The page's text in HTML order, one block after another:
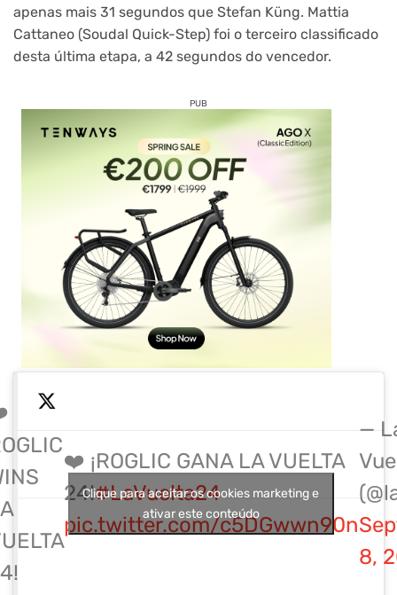
apenas mais 31 segundos que Stefan Küng. Mattia
Cattaneo (Soudal Quick-Step) foi o terceiro classificado
desta última etapa, a 42 segundos do vencedor.
PUB
❤️ ¡ROGLIC GANA LA VUELTA
24!#LaVuelta24
pic.twitter.com/c5DGwwn90n
—
8,
Clique para aceitar os cookies marketing e
ativar este conteúdo